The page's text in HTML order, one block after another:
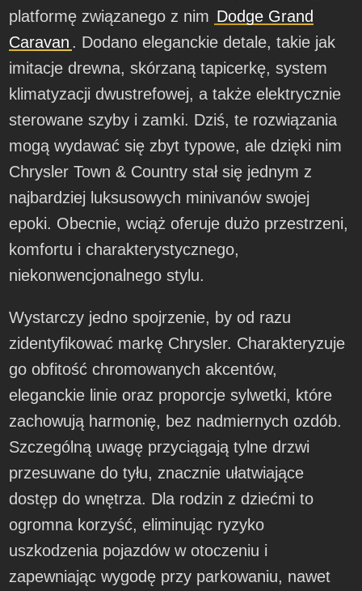
platformę związanego z nim Dodge Grand
Caravan . Dodano eleganckie detale, takie jak
imitacje drewna, skórzaną tapicerkę, system
klimatyzacji dwustrefowej, a także elektrycznie
sterowane szyby i zamki. Dziś, te rozwiązania
mogą wydawać się zbyt typowe, ale dzięki nim
Chrysler Town & Country stał się jednym z
najbardziej luksusowych minivanów swojej
epoki. Obecnie, wciąż oferuje dużo przestrzeni,
komfortu i charakterystycznego,
niekonwencjonalnego stylu.
Wystarczy jedno spojrzenie, by od razu
zidentyfikować markę Chrysler. Charakteryzuje
go obfitość chromowanych akcentów,
eleganckie linie oraz proporcje sylwetki, które
zachowują harmonię, bez nadmiernych ozdób.
Szczególną uwagę przyciągają tylne drzwi
przesuwane do tyłu, znacznie ułatwiające
dostęp do wnętrza. Dla rodzin z dziećmi to
ogromna korzyść, eliminując ryzyko
uszkodzenia pojazdów w otoczeniu i
zapewniając wygodę przy parkowaniu, nawet